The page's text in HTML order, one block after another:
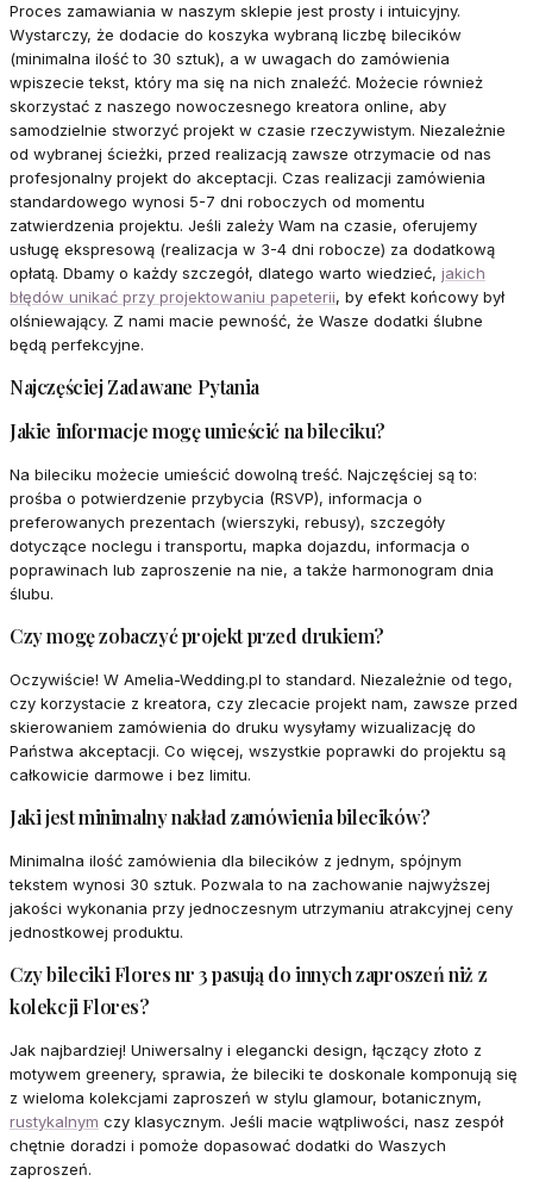
Proces zamawiania w naszym sklepie jest prosty i intuicyjny.
Wystarczy, że dodacie do koszyka wybraną liczbę bilecików
(minimalna ilość to 30 sztuk), a w uwagach do zamówienia
wpiszecie tekst, który ma się na nich znaleźć. Możecie również
skorzystać z naszego nowoczesnego kreatora online, aby
samodzielnie stworzyć projekt w czasie rzeczywistym. Niezależnie
od wybranej ścieżki, przed realizacją zawsze otrzymacie od nas
profesjonalny projekt do akceptacji. Czas realizacji zamówienia
standardowego wynosi 5-7 dni roboczych od momentu
zatwierdzenia projektu. Jeśli zależy Wam na czasie, oferujemy
usługę ekspresową (realizacja w 3-4 dni robocze) za dodatkową
opłatą. Dbamy o każdy szczegół, dlatego warto wiedzieć, jakich
błędów unikać przy projektowaniu papeterii, by efekt końcowy był
olśniewający. Z nami macie pewność, że Wasze dodatki ślubne
będą perfekcyjne.
Najczęściej Zadawane Pytania
Jakie informacje mogę umieścić na bileciku?
Na bileciku możecie umieścić dowolną treść. Najczęściej są to:
prośba o potwierdzenie przybycia (RSVP), informacja o
preferowanych prezentach (wierszyki, rebusy), szczegóły
dotyczące noclegu i transportu, mapka dojazdu, informacja o
poprawinach lub zaproszenie na nie, a także harmonogram dnia
ślubu.
Czy mogę zobaczyć projekt przed drukiem?
Oczywiście! W Amelia-Wedding.pl to standard. Niezależnie od tego,
czy korzystacie z kreatora, czy zlecacie projekt nam, zawsze przed
skierowaniem zamówienia do druku wysyłamy wizualizację do
Państwa akceptacji. Co więcej, wszystkie poprawki do projektu są
całkowicie darmowe i bez limitu.
Jaki jest minimalny nakład zamówienia bilecików?
Minimalna ilość zamówienia dla bilecików z jednym, spójnym
tekstem wynosi 30 sztuk. Pozwala to na zachowanie najwyższej
jakości wykonania przy jednoczesnym utrzymaniu atrakcyjnej ceny
jednostkowej produktu.
Czy bileciki Flores nr 3 pasują do innych zaproszeń niż z
kolekcji Flores?
Jak najbardziej! Uniwersalny i elegancki design, łączący złoto z
motywem greenery, sprawia, że bileciki te doskonale komponują się
z wieloma kolekcjami zaproszeń w stylu glamour, botanicznym,
rustykalnym czy klasycznym. Jeśli macie wątpliwości, nasz zespół
chętnie doradzi i pomoże dopasować dodatki do Waszych
zaproszeń.